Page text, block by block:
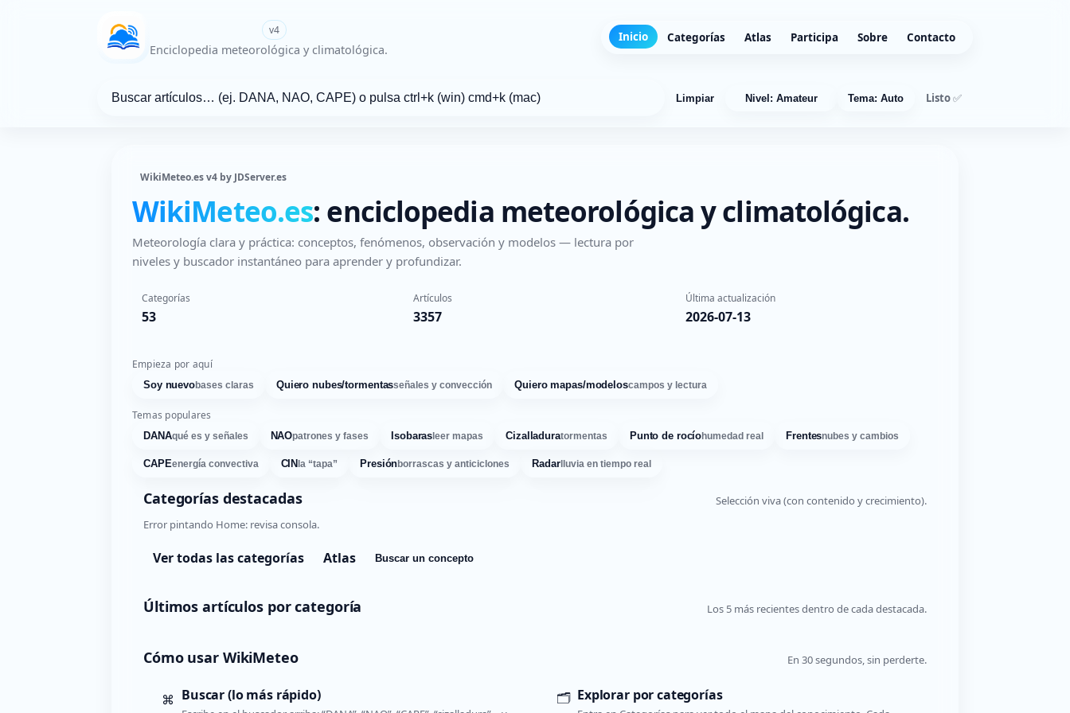
WikiMeteo.es v4
Enciclopedia meteorológica y climatológica.
Inicio Categorías Atlas Participa Sobre Contacto
Limpiar Nivel: Amateur Tema: Auto Listo ✅
WikiMeteo.es v4 by JDServer.es
WikiMeteo.es: enciclopedia meteorológica y climatológica.
Meteorología clara y práctica: conceptos, fenómenos, observación y modelos — lectura por
niveles y buscador instantáneo para aprender y profundizar.
Categorías
53
Artículos
3357
Última actualización
2026-07-13
Empieza por aquí
Soy nuevobases claras Quiero nubes/tormentasseñales y convección Quiero mapas/modeloscampos y lectura
Temas populares
DANAqué es y señales NAOpatrones y fases Isobarasleer mapas Cizalladuratormentas Punto de rocíohumedad real Frentesnubes y cambios
CAPEenergía convectiva CIN la “tapa” Presiónborrascas y anticiclones Radarlluvia en tiempo real
Categorías destacadas
Selección viva (con contenido y crecimiento).
Error pintando Home: revisa consola.
Ver todas las categorías Atlas Buscar un concepto
Últimos artículos por categoría Los 5 más recientes dentro de cada destacada.
Cómo usar WikiMeteo En 30 segundos, sin perderte.
⌘ Buscar (lo más rápido) 🗂️ Explorar por categorías